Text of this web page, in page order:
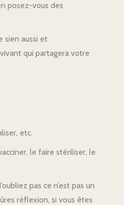
posez-vous des
sien aussi et
qui partagera votre
etc.
le faire stériliser, le
pas ce n’est pas un
réflexion, si vous êtes